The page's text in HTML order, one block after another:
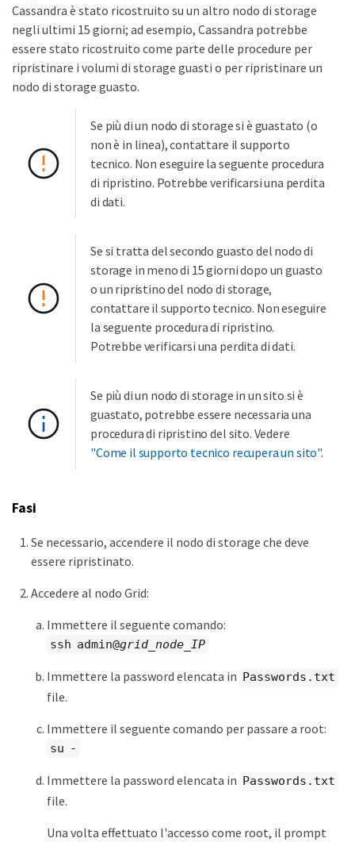
Cassandra è stato ricostruito su un altro nodo di storage
negli ultimi 15 giorni; ad esempio, Cassandra potrebbe
essere stato ricostruito come parte delle procedure per
ripristinare i volumi di storage guasti o per ripristinare un
nodo di storage guasto.
Se più di un nodo di storage si è guastato (o
non è in linea), contattare il supporto
tecnico. Non eseguire la seguente procedura
di ripristino. Potrebbe verificarsi una perdita
di dati.
Se si tratta del secondo guasto del nodo di
storage in meno di 15 giorni dopo un guasto
o un ripristino del nodo di storage,
contattare il supporto tecnico. Non eseguire
la seguente procedura di ripristino.
Potrebbe verificarsi una perdita di dati.
Se più di un nodo di storage in un sito si è
guastato, potrebbe essere necessaria una
procedura di ripristino del sito. Vedere
"Come il supporto tecnico recupera un sito".
Fasi
Se necessario, accendere il nodo di storage che deve
essere ripristinato.
Accedere al nodo Grid:
Immettere il seguente comando:
ssh admin@grid_node_IP
Immettere la password elencata in Passwords.txt
file.
Immettere il seguente comando per passare a root:
su -
Immettere la password elencata in Passwords.txt
file.
Una volta effettuato l'accesso come root, il prompt